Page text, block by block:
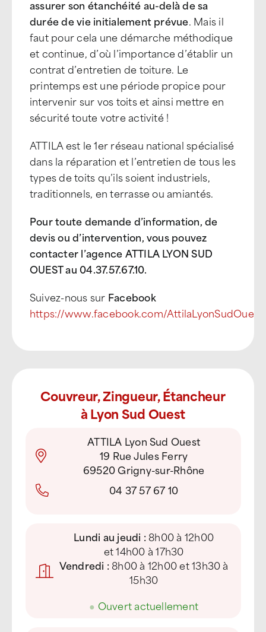
assurer son étanchéité au-delà de sa
durée de vie initialement prévue. Mais il
faut pour cela une démarche méthodique
et continue, d’où l’importance d’établir un
contrat d’entretien de toiture. Le
printemps est une période propice pour
intervenir sur vos toits et ainsi mettre en
sécurité toute votre activité !
ATTILA est le 1er réseau national spécialisé
dans la réparation et l’entretien de tous les
types de toits qu’ils soient industriels,
traditionnels, en terrasse ou amiantés.
Pour toute demande d’information, de
devis ou d’intervention, vous pouvez
contacter l’agence ATTILA LYON SUD
OUEST au 04.37.57.67.10.
Suivez-nous sur Facebook
https://www.facebook.com/
Couvreur, Zingueur, Étancheur
à Lyon Sud Ouest
ATTILA Lyon Sud Ouest
19 Rue Jules Ferry
69520 Grigny-sur-Rhône
04 37 57 67 10
Lundi au jeudi :8h00 à 12h00
et 14h00 à 17h30
Vendredi :8h00 à 12h00 et 13h30 à
15h30
● Ouvert actuellement